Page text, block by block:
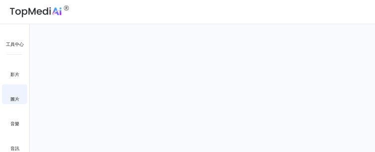
工具中心
影片
圖片
音樂
音訊